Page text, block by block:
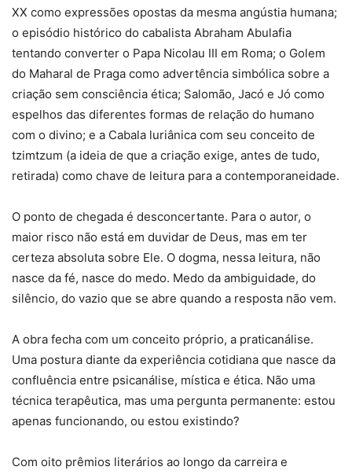
XX como expressões opostas da mesma angústia humana;
o episódio histórico do cabalista Abraham Abulafia
tentando converter o Papa Nicolau III em Roma; o Golem
do Maharal de Praga como advertência simbólica sobre a
criação sem consciência ética; Salomão, Jacó e Jó como
espelhos das diferentes formas de relação do humano
com o divino; e a Cabala luriânica com seu conceito de
tzimtzum (a ideia de que a criação exige, antes de tudo,
retirada) como chave de leitura para a contemporaneidade.
O ponto de chegada é desconcertante. Para o autor, o
maior risco não está em duvidar de Deus, mas em ter
certeza absoluta sobre Ele. O dogma, nessa leitura, não
nasce da fé, nasce do medo. Medo da ambiguidade, do
silêncio, do vazio que se abre quando a resposta não vem.
A obra fecha com um conceito próprio, a praticanálise.
Uma postura diante da experiência cotidiana que nasce da
confluência entre psicanálise, mística e ética. Não uma
técnica terapêutica, mas uma pergunta permanente: estou
apenas funcionando, ou estou existindo?
Com oito prêmios literários ao longo da carreira e